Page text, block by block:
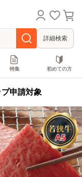
詳細検索
特集 初めての方
申請対象